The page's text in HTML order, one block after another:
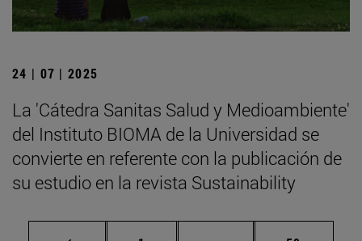
24 | 07 | 2025
La 'Cátedra Sanitas Salud y Medioambiente'
del Instituto BIOMA de la Universidad se
convierte en referente con la publicación de
su estudio en la revista Sustainability